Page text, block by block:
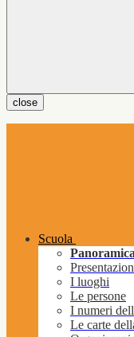
close
Scuola
Panoramica
I luoghi
Le persone
I numeri
Le carte